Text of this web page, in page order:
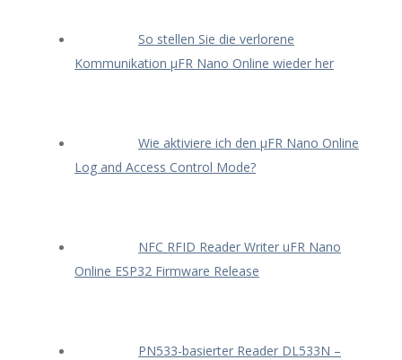
So stellen Sie die verlorene
Kommunikation μFR Nano Online wieder her
Wie aktiviere ich den μFR Nano Online
Log and Access Control Mode?
NFC RFID Reader Writer uFR Nano
Online ESP32 Firmware Release
PN533-basierter Reader DL533N –